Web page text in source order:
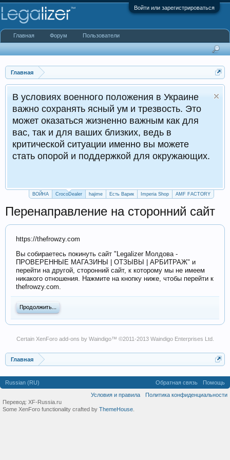
Войти или зарегистрироваться
Главная
положения в Украине
ясный ум и трезвость. Это
жизненно важным как для
ваших близких, ведь в
ситуации именно вы можете
и поддержкой для окружающих.
ВОЙНА CrocoDealer hajime Есть Варик Imperia Shop AMF FACTORY
Перенаправление на сторонний сайт
https://thefrowzy.com
Вы собираетесь покинуть сайт "Legalizer Молдова -
ПРОВЕРЕННЫЕ МАГАЗИНЫ | ОТЗЫВЫ | АРБИТРАЖ" и
перейти на другой, сторонний сайт, к которому мы не имеем
никакого отношения. Нажмите на кнопку ниже, чтобы перейти к
thefrowzy.com.
Продолжить...
Certain XenForo add-ons by Waindigo™ ©2011-2013 Waindigo Enterprises Ltd.
Главная
Главная Форум Пользователи
Russian (RU) Обратная связь
Помощь
Условия и правила
Политика конфиденциальности
Перевод: XF-Russia.ru
Some XenForo functionality crafted by ThemeHouse